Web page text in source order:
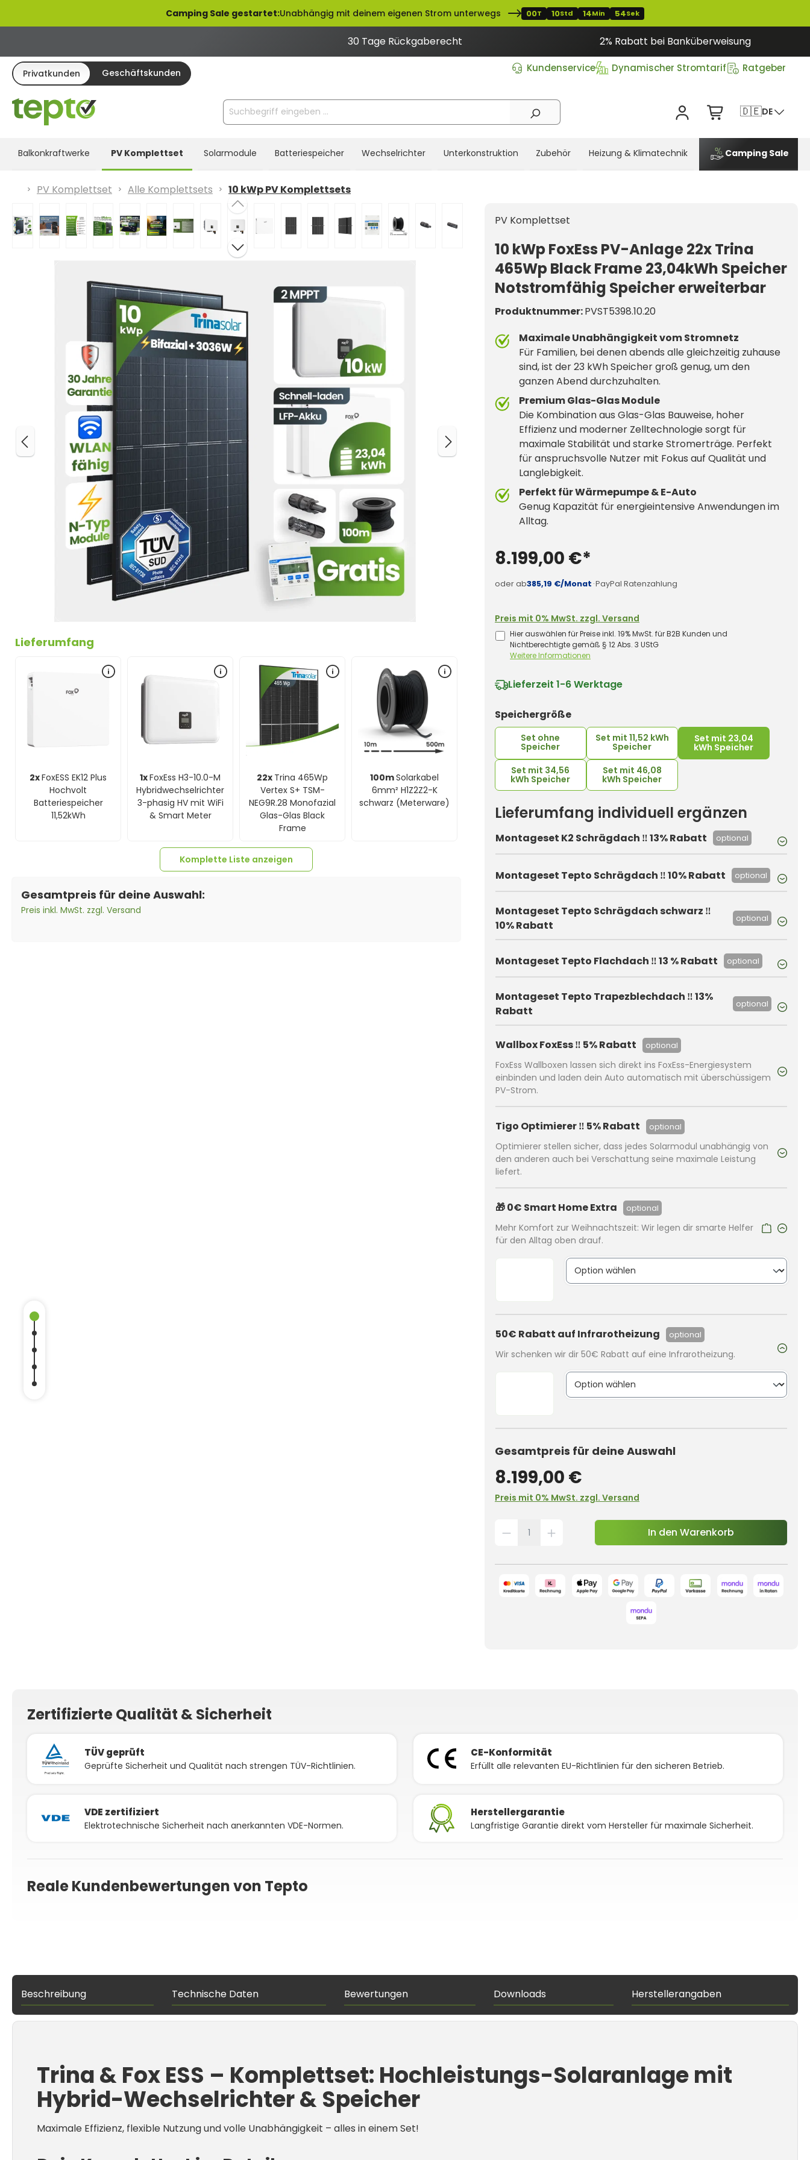
Zur Hauptnavigation springenCamping Sale gestartet:Unabhängig mit deinem eigenen Strom unterwegs 00T 10Std 14Min 53Sek
30 Tage Rückgaberecht 2% Rabatt bei Banküberweisung
Privatkunden Geschäftskunden Kundenservice Dynamischer Stromtarif Ratgeber
🇩🇪DE
Balkonkraftwerke PV Komplettset Solarmodule Batteriespeicher Wechselrichter Unterkonstruktion Zubehör Heizung & Klimatechnik Camping Sale
PV Komplettset Alle Komplettsets
10 kWp PV Komplettsets
Lieferumfang
2xFoxESS EK12 Plus
Hochvolt
Batteriespeicher
11,52kWh
1xFoxEss H3-10.0-M
Hybridwechselrichter
3-phasig HV mit WiFi
& Smart Meter
22x Trina 465Wp
Vertex S+ TSM-
NEG9R.28 Monofazial
Glas-Glas Black
Frame
100mSolarkabel
6mm² H1Z2Z2-K
schwarz (Meterware)
Komplette Liste anzeigen
Gesamtpreis für deine Auswahl:
Preis inkl. MwSt. zzgl. Versand
PV Komplettset
10 kWp FoxEss PV-Anlage 22x Trina
465Wp Black Frame 23,04kWh Speicher
Notstromfähig Speicher erweiterbar
Produktnummer:PVST5398.10.20
Maximale Unabhängigkeit vom Stromnetz
Für Familien, bei denen abends alle gleichzeitig zuhause
sind, ist der 23 kWh Speicher groß genug, um den
ganzen Abend durchzuhalten.
Premium Glas-Glas Module
Die Kombination aus Glas-Glas Bauweise, hoher
Effizienz und moderner Zelltechnologie sorgt für
maximale Stabilität und starke Stromerträge. Perfekt
für anspruchsvolle Nutzer mit Fokus auf Qualität und
Langlebigkeit.
Perfekt für Wärmepumpe & E-Auto
Genug Kapazität für energieintensive Anwendungen im
Alltag.
8.199,00 €*
oder ab385,19 €/Monat ·PayPal Ratenzahlung
Preis mit 0% MwSt. zzgl. Versand
Hier auswählen für Preise inkl. 19% MwSt. für B2B Kunden und
Nichtberechtigte gemäß § 12 Abs. 3 UStG
Weitere Informationen
Lieferzeit 1-6 Werktage
Speichergrößeauswählen
Set ohne
Speicher
Set mit 11,52 kWh
Speicher
Set mit 23,04
kWh Speicher
Set mit 34,56
kWh Speicher
Set mit 46,08
kWh Speicher
Lieferumfang individuell ergänzen
Montageset K2 Schrägdach ‼️ 13% Rabatt optional
Montageset Tepto Schrägdach ‼️ 10% Rabatt optional
Montageset Tepto Schrägdach schwarz ‼️
10% Rabatt
optional
Montageset Tepto Flachdach ‼️ 13 % Rabatt optional
Montageset Tepto Trapezblechdach ‼️ 13%
Rabatt
optional
Wallbox FoxEss ‼️ 5% Rabatt optional
FoxEss Wallboxen lassen sich direkt ins FoxEss-Energiesystem
einbinden und laden dein Auto automatisch mit überschüssigem
PV-Strom.
Tigo Optimierer ‼️ 5% Rabatt optional
Optimierer stellen sicher, dass jedes Solarmodul unabhängig von
den anderen auch bei Verschattung seine maximale Leistung
liefert.
🎁 0€ Smart Home Extra optional
Mehr Komfort zur Weihnachtszeit: Wir legen dir smarte Helfer
für den Alltag oben drauf.
50€ Rabatt auf Infrarotheizung optional
Wir schenken wir dir 50€ Rabatt auf eine Infrarotheizung.
Gesamtpreis für deine Auswahl
8.199,00 €
Preis mit 0% MwSt. zzgl. Versand
In den Warenkorb
Zertifizierte Qualität & Sicherheit
TÜV geprüft
Geprüfte Sicherheit und Qualität nach strengen TÜV-Richtlinien.
CE-Konformität
Erfüllt alle relevanten EU-Richtlinien für den sicheren Betrieb.
VDE zertifiziert
Elektrotechnische Sicherheit nach anerkannten VDE-Normen.
Herstellergarantie
Langfristige Garantie direkt vom Hersteller für maximale Sicherheit.
Reale Kundenbewertungen von Tepto
Beschreibung Technische Daten Bewertungen Downloads Herstellerangaben
Trina & Fox ESS – Komplettset: Hochleistungs-Solaranlage mit
Hybrid-Wechselrichter & Speicher
Maximale Effizienz, flexible Nutzung und volle Unabhängigkeit – alles in einem Set!